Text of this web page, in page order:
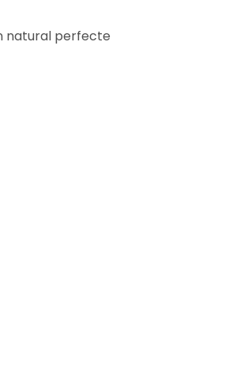
natural perfecte